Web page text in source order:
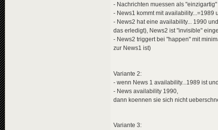
- Nachrichten muessen als
- News1 kommt mit
- News2 hat eine availability... 1990
das erledigt), News2 ist "invisible"
- News2 triggert bei "happen" mit
zur News1 ist)
Variante 2:
- wenn News 1 availability...1989 ist
- News availability 1990,
dann koennen sie sich nicht
Variante 3: